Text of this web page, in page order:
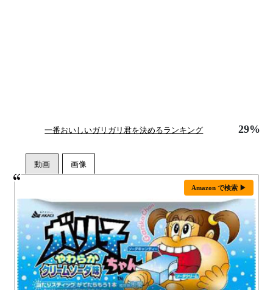
一番おいしいガリガリ君を決めるランキング 29%
Amazon で検索 ▶